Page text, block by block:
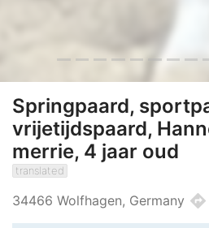
Springpaard,
vrijetijdspaard,
merrie, 4 jaar oud
translated
34466 Wolfhagen, Germany directions